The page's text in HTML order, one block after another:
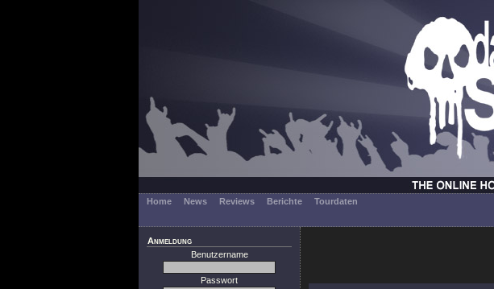
Home News Reviews Berichte
Tourdaten
Anmeldung
Benutzername
Passwort